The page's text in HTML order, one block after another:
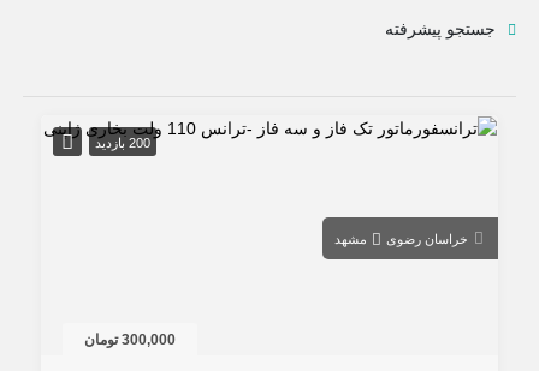
جستجو پیشرفته
200 بازدید
خراسان رضوی مشهد
300,000 تومان